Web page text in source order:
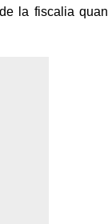
la fiscalia quan